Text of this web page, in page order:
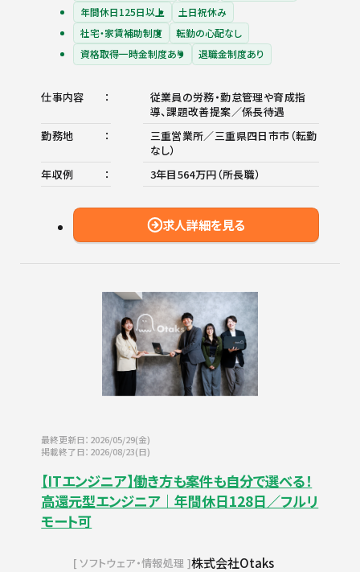
年間休日125日以上
土日祝休み
社宅・家賃補助制度
転勤の心配なし
資格取得一時金制度あり
退職金制度あり
仕事内容
従業員の労務・勤怠管理や育成指
導、課題改善提案／係長待遇
勤務地
三重営業所／三重県四日市市（転勤
なし）
年収例
3年目564万円（所長職）
求人詳細を見る
最終更新日：2026/05/29(金)
掲載終了日：2026/08/23(日)
【ITエンジニア】働き方も案件も自分で選べる！
高還元型エンジニア｜年間休日128日／フルリ
モート可
ソフトウェア・情報処理 株式会社Otaks